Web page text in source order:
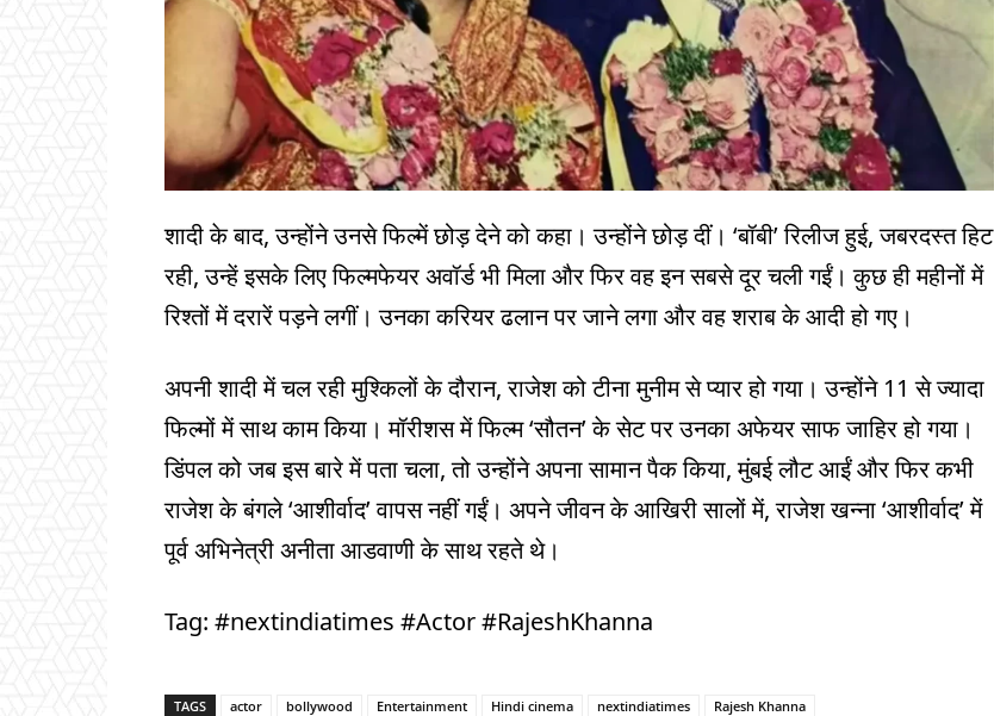
शादी के बाद, उन्होंने उनसे फिल्में छोड़ देने को कहा। उन्होंने छोड़ दीं। ‘बॉबी’ रिलीज हुई, जबरदस्त हिट
रही, उन्हें इसके लिए फिल्मफेयर अवॉर्ड भी मिला और फिर वह इन सबसे दूर चली गईं। कुछ ही महीनों में
रिश्तों में दरारें पड़ने लगीं। उनका करियर ढलान पर जाने लगा और वह शराब के आदी हो गए।
अपनी शादी में चल रही मुश्किलों के दौरान, राजेश को टीना मुनीम से प्यार हो गया। उन्होंने 11 से ज्यादा
फिल्मों में साथ काम किया। मॉरीशस में फिल्म ‘सौतन’ के सेट पर उनका अफेयर साफ जाहिर हो गया।
डिंपल को जब इस बारे में पता चला, तो उन्होंने अपना सामान पैक किया, मुंबई लौट आईं और फिर कभी
राजेश के बंगले ‘आशीर्वाद’ वापस नहीं गईं। अपने जीवन के आखिरी सालों में, राजेश खन्ना ‘आशीर्वाद’ में
पूर्व अभिनेत्री अनीता आडवाणी के साथ रहते थे।
Tag: #nextindiatimes #Actor #RajeshKhanna
TAGS actor bollywood Entertainment Hindi cinema nextindiatimes Rajesh Khanna